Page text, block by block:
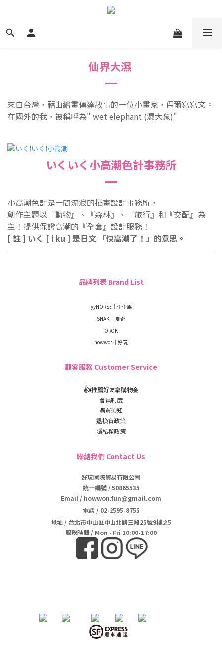
仙界大濕
來自台灣，藉由繪畫傳達故事的一位小畫家，偶爾寫寫文。
在國外的我，被稱呼為" wet elephant (濕大象)"
いくいく小高潮色計事務所
小高潮色計是一間流浪的插畫設計事務所，
創作主題以『動物』、『森林』、『旅行』和『交配』為
主！ 提供保證高潮的『全套』設計服務！
[ 註 ] いく [ i ku ] 是日文 「快高潮了！」的意思。
品牌列表 Brand List
yyHORSE｜歪歪馬
SHAKI｜夏奇
OROK
howwon｜好玩
顧客服務 Customer Service
👍推薦好友拿購物金
會員制度
購買須知
退換貨政策
隱私權政策
聯絡我們 Contact Us
好玩國際貿易有限公司
統一編號 / 50865535
Email / howwon.fun@gmail.com
電話/ 02-2595-8755
地址/ 台北市中山區中山北路三段25號9樓之5
服務時間 / Mon - Fri 10:00-17:00